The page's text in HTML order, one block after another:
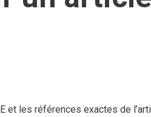
et les références exactes de